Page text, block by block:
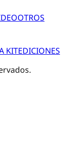
OTROS
KITEDICIONES